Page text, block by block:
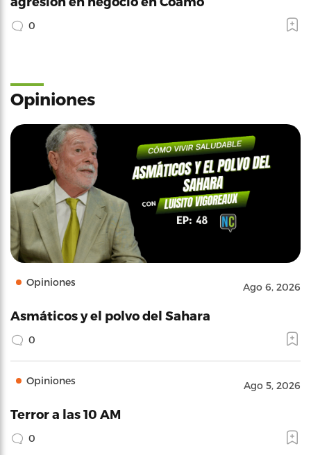
0
Opiniones
Opiniones Ago 6, 2026
Asmáticos y el polvo del Sahara
0
Opiniones Ago 5, 2026
Terror a las 10 AM
0